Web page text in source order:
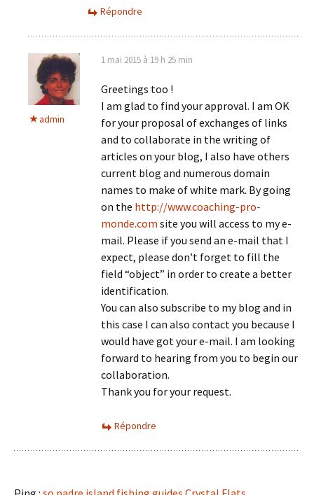
Répondre
admin
1 mai 2015 à 19 h 25 min
Greetings too !
I am glad to find your approval. I am OK
for your proposal of exchanges of links
and to collaborate in the writing of
articles on your blog, I also have others
current blog and numerous domain
names to make of white mark. By going
on the http://www.coaching-pro-
monde.com site you will access to my e-
mail. Please if you send an e-mail that I
expect, please don’t forget to fill the
field “object” in order to create a better
identification.
You can also subscribe to my blog and in
this case I can also contact you because I
would have got your e-mail. I am looking
forward to hearing from you to begin our
collaboration.
Thank you for your request.
Répondre